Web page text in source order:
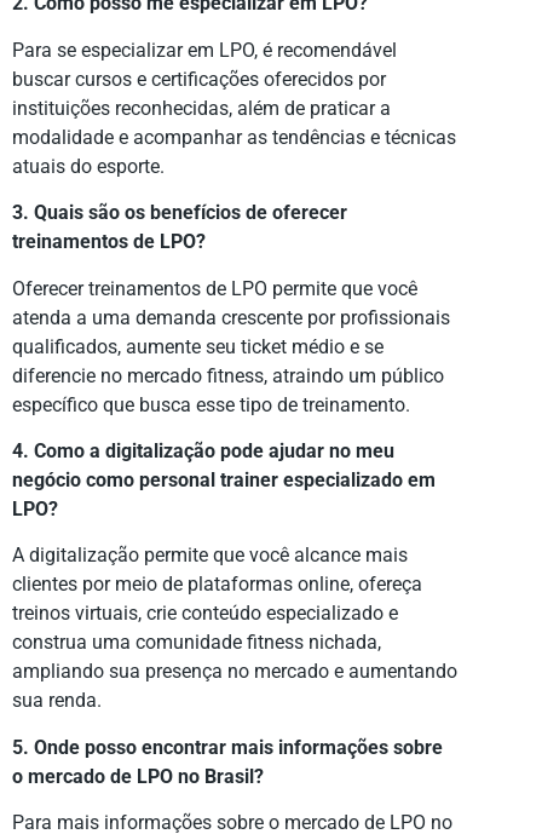
Para se especializar em LPO, é recomendável
buscar cursos e certificações oferecidos por
instituições reconhecidas, além de praticar a
modalidade e acompanhar as tendências e técnicas
atuais do esporte.
3. Quais são os benefícios de oferecer
treinamentos de LPO?
Oferecer treinamentos de LPO permite que você
atenda a uma demanda crescente por profissionais
qualificados, aumente seu ticket médio e se
diferencie no mercado fitness, atraindo um público
específico que busca esse tipo de treinamento.
4. Como a digitalização pode ajudar no meu
negócio como personal trainer especializado em
LPO?
A digitalização permite que você alcance mais
clientes por meio de plataformas online, ofereça
treinos virtuais, crie conteúdo especializado e
construa uma comunidade fitness nichada,
ampliando sua presença no mercado e aumentando
sua renda.
5. Onde posso encontrar mais informações sobre
o mercado de LPO no Brasil?
Para mais informações sobre o mercado de LPO no